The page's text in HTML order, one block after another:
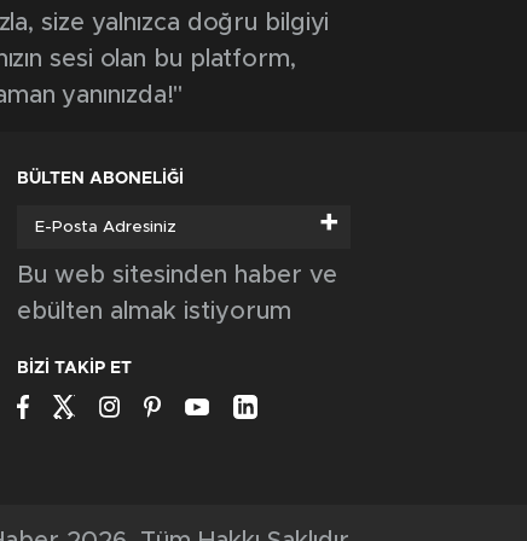
GÜNCEL
GÜNCEL
Belediye personeline hükümet sistemleri